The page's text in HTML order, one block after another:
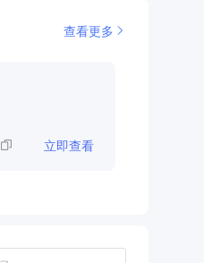
查看更多
立即查看